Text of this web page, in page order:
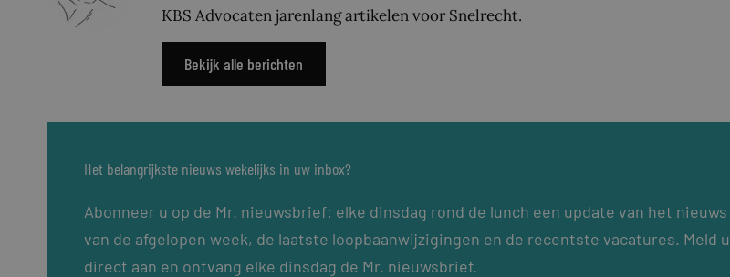
KBS Advocaten jarenlang artikelen voor Snelrecht.
Bekijk alle berichten
Het belangrijkste nieuws wekelijks in uw inbox?
Abonneer u op de Mr. nieuwsbrief: elke dinsdag rond de lunch een update van het nieuws
van de afgelopen week, de laatste loopbaanwijzigingen en de recentste vacatures. Meld u
direct aan en ontvang elke dinsdag de Mr. nieuwsbrief.